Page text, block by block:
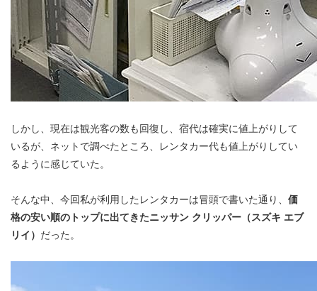
しかし、現在は観光客の数も回復し、宿代は確実に値上がりして
いるが、ネットで調べたところ、レンタカー代も値上がりしてい
るように感じていた。
そんな中、今回私が利用したレンタカーは冒頭で書いた通り、 価
格の安い順のトップに出てきたニッサン クリッパー（スズキ エブ
リイ） だった。